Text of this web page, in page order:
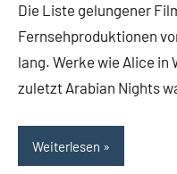
Die Liste gelungener
Fernsehproduktionen
lang. Werke wie Alice in
zuletzt Arabian Nights
Weiterlesen